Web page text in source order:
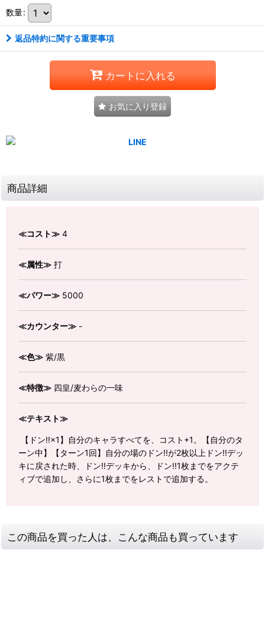
数量:
返品特約に関する重要事項
カートに入れる
お気に入り登録
商品詳細
≪コスト≫ 4
≪属性≫ 打
≪パワー≫ 5000
≪カウンター≫ -
≪色≫ 紫/黒
≪特徴≫ 四皇/麦わらの一味
≪テキスト≫
【ドン!!×1】自分のキャラすべてを、コスト+1。【自分のタ
ーン中】【ターン1回】自分の場のドン!!が2枚以上ドン!!デッ
キに戻された時、ドン!!デッキから、ドン!!1枚までをアクテ
ィブで追加し、さらに1枚までをレストで追加する。
この商品を買った人は、こんな商品も買っています